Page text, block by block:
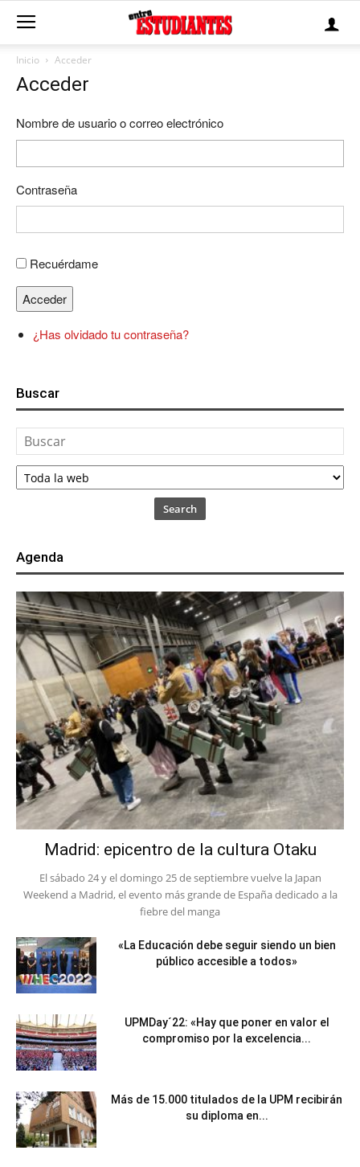
Inicio Acceder
Acceder
Nombre de usuario o correo electrónico
Contraseña
Recuérdame
Acceder
¿Has olvidado tu contraseña?
Buscar
Search
Agenda
Madrid: epicentro de la cultura Otaku
El sábado 24 y el domingo 25 de septiembre vuelve la Japan
Weekend a Madrid, el evento más grande de España dedicado a la
fiebre del manga
«La Educación debe seguir siendo un bien
público accesible a todos»
UPMDay´22: «Hay que poner en valor el
compromiso por la excelencia...
Más de 15.000 titulados de la UPM recibirán
su diploma en...